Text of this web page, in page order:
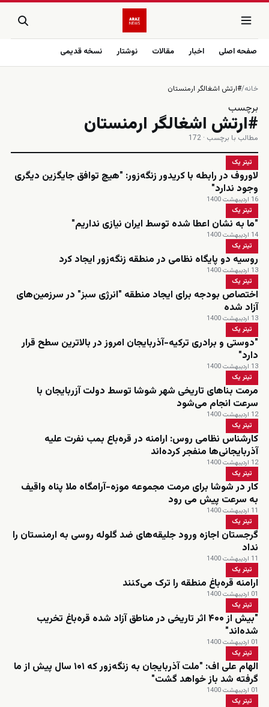
صفحه اصلی اخبار مقالات نوشتار نسخه قدیمی
خانه/#ارتش اشغالگر ارمنستان
برچسب
#ارتش اشغالگر ارمنستان
مطالب با برچسب · 172
تیتر یک
لاوروف در رابطه با کریدور زنگه‌زور: "هیچ توافق جایگزین دیگری
وجود ندارد"
16 اردیبهشت 1400
تیتر یک
"ما به نشان اعطا شده توسط ایران نیازی نداریم"
14 اردیبهشت 1400
تیتر یک
روسیه دو پایگاه نظامی در منطقه زنگه‌زور ایجاد کرد
13 اردیبهشت 1400
تیتر یک
اختصاص بودجه برای ایجاد منطقه "انرژی سبز" در سرزمین‌های
آزاد شده
13 اردیبهشت 1400
تیتر یک
"دوستی و برادری ترکیه-آذربایجان امروز در بالاترین سطح قرار
دارد"
13 اردیبهشت 1400
تیتر یک
مرمت بناهای تاریخی شهر شوشا توسط دولت آزربایجان با
سرعت انجام می‌شود
12 اردیبهشت 1400
تیتر یک
کارشناس نظامی روس: ارامنه در قره‌باع بمب نفرت علیه
آذربایجانی‌ها منفجر کرده‌اند
12 اردیبهشت 1400
تیتر یک
کار در شوشا برای مرمت مجموعه موزه-آرامگاه ملا پناه واقیف
به سرعت پیش می رود
11 اردیبهشت 1400
تیتر یک
گرجستان اجازه ورود جلیقه‌های ضد گلوله روسی به ارمنستان را
نداد
11 اردیبهشت 1400
تیتر یک
ارامنه قره‌باغ منطقه را ترک می‌کنند
01 اردیبهشت 1400
تیتر یک
"بیش از ۴۰۰ اثر تاریخی در مناطق آزاد شده قره‌باغ تخریب
شده‌اند"
01 اردیبهشت 1400
تیتر یک
الهام علی اف: "ملت آذربایجان به زنگه‌زور که ۱۰۱ سال پیش از ما
گرفته شد باز خواهد گشت"
01 اردیبهشت 1400
تیتر یک